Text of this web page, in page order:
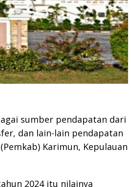
sumber pendapatan dari
dan lain-lain pendapatan
Karimun, Kepulauan
2024 itu nilainya